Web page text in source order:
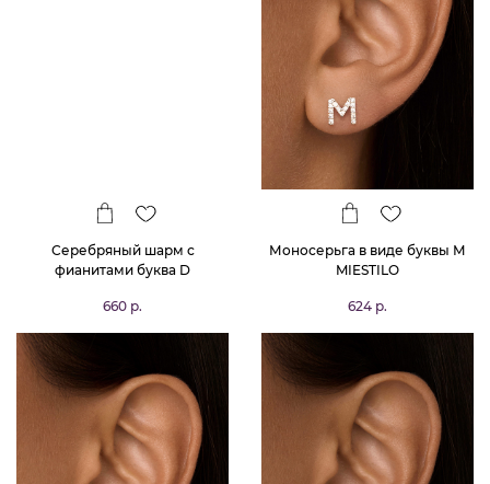
Серебряный шарм с
фианитами буква D
660 р.
Моносерьга в виде буквы М
MIESTILO
624 р.